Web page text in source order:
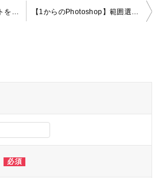
WordPressのcssレイアウトを自由自在にするFlexboxの使い方徹底解説｜配布用PDFあり 【1からのPhotoshop】範囲選択が難しいオブジェクトの塗りつぶしを綺麗に行う方法
必須